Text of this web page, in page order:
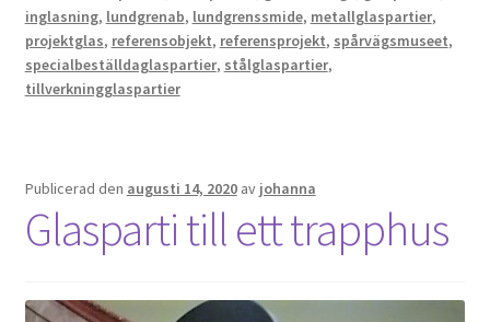
inglasning, lundgrenab, lundgrenssmide, metallglaspartier,
projektglas, referensobjekt, referensprojekt, spårvägsmuseet,
specialbeställdaglaspartier, stålglaspartier,
tillverkningglaspartier
Publicerad den augusti 14, 2020 av johanna
Glasparti till ett trapphus